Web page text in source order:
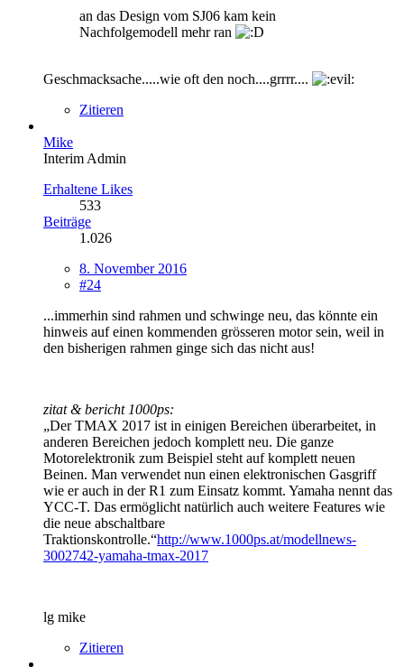
an das Design vom SJ06 kam kein
Nachfolgemodell mehr ran
Geschmacksache.....wie oft den noch....grrrr....
Zitieren
Mike
Interim Admin
Erhaltene Likes
533
Beiträge
1.026
8. November 2016
#24
...immerhin sind rahmen und schwinge neu, das könnte ein
hinweis auf einen kommenden grösseren motor sein, weil in
den bisherigen rahmen ginge sich das nicht aus!
zitat & bericht 1000ps:
„Der TMAX 2017 ist in einigen Bereichen überarbeitet, in
anderen Bereichen jedoch komplett neu. Die ganze
Motorelektronik zum Beispiel steht auf komplett neuen
Beinen. Man verwendet nun einen elektronischen Gasgriff
wie er auch in der R1 zum Einsatz kommt. Yamaha nennt das
YCC-T. Das ermöglicht natürlich auch weitere Features wie
die neue abschaltbare
Traktionskontrolle.“http://www.1000ps.at/modellnews-
3002742-yamaha-tmax-2017
lg mike
Zitieren